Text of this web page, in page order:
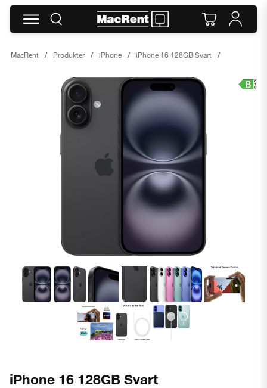
MacRent Produkter iPhone iPhone 16 128GB Svart
iPhone 16 128GB Svart